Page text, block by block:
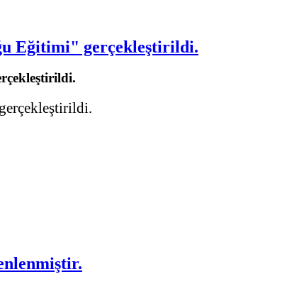
Eğitimi" gerçekleştirildi.